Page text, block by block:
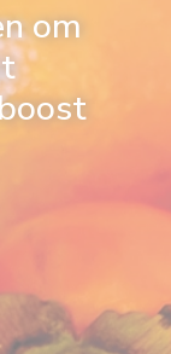
om